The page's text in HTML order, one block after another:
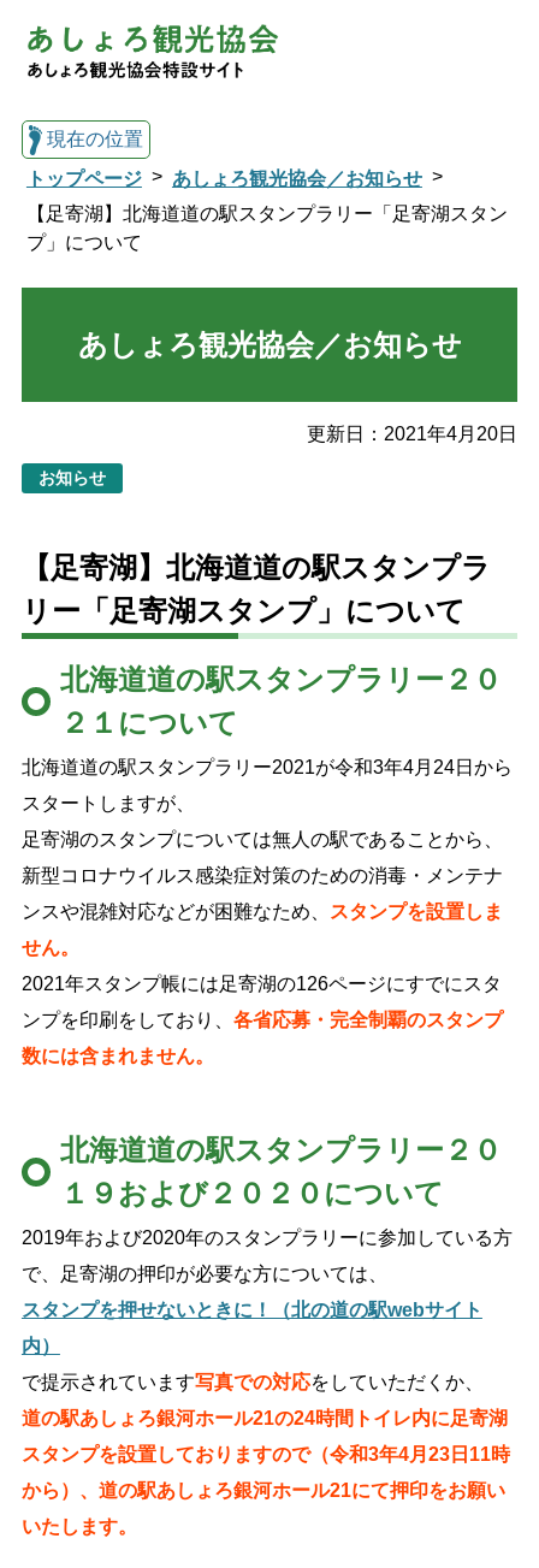
観光協会トップ
観光スポット
特産品 English
色合い
白 黒 黄 青
リセット
現在の位置
トップページ
あしょろ観光協会／お知らせ
【足寄湖】北海道道の駅スタンプラリー「足寄湖スタン
プ」について
あしょろ観光協会／お知らせ
お知らせ
更新日： 2021年4月20日
【足寄湖】北海道道の駅スタンプラ
リー「足寄湖スタンプ」について
北海道道の駅スタンプラリー２０
２１について
北海道道の駅スタンプラリー2021が令和3年4月24日から
スタートしますが、
足寄湖のスタンプについては無人の駅であることから、
新型コロナウイルス感染症対策のための消毒・メンテナ
ンスや混雑対応などが困難なため、
スタンプを設置しま
せん。
2021年スタンプ帳には足寄湖の126ページにすでにスタ
ンプを印刷をしており、 各省応募・完全制覇のスタンプ
数には含まれません。
北海道道の駅スタンプラリー２０
１９および２０２０について
2019年および2020年のスタンプラリーに参加している方
で、足寄湖の押印が必要な方については、
スタンプを押せないときに！（北の道の駅webサイト
内）
で提示されています写真での対応をしていただくか、
道の駅あしょろ銀河ホール21の24時間トイレ内に足寄湖
スタンプを設置しておりますので（令和3年4月23日11時
から）、 道の駅あしょろ銀河ホール21にて押印をお願い
いたします。